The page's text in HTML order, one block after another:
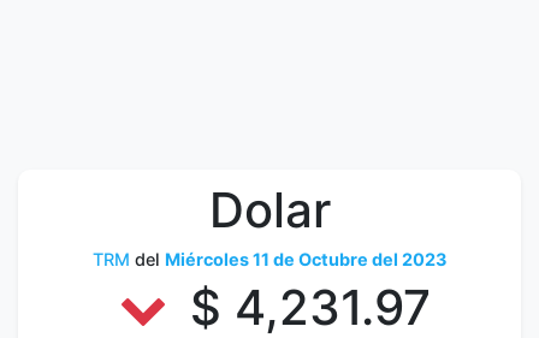
Dolar
TRM del Miércoles 11 de Octubre del 2023
$ 4,231.97